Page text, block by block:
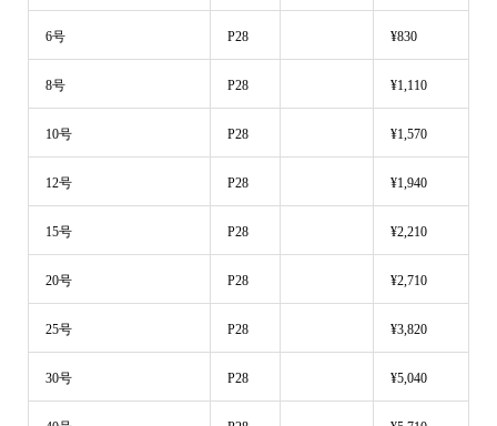
6号 P28 ¥830
8号 P28 ¥1,110
10号 P28 ¥1,570
12号 P28 ¥1,940
15号 P28 ¥2,210
20号 P28 ¥2,710
25号 P28 ¥3,820
30号 P28 ¥5,040